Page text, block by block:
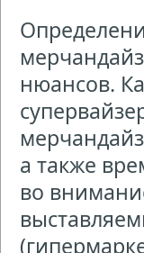
нюансов.
а также
во